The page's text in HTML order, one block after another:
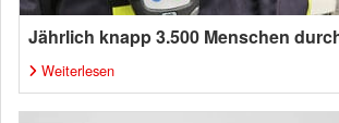
Jährlich knapp 3.500 Menschen
Weiterlesen